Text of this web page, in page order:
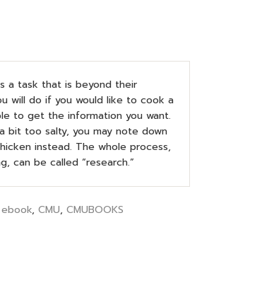
a task that is beyond their
will do if you would like to cook a
to get the information you want.
bit too salty, you may note down
instead. The whole process,
can be called “research.”
ebook, CMU, CMUBOOKS